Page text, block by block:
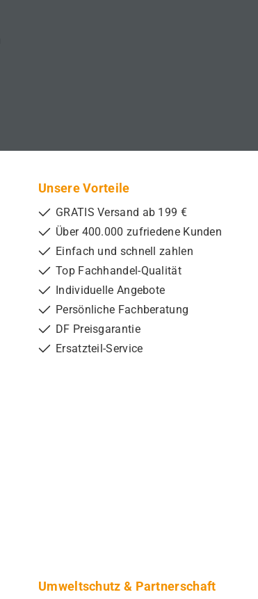
Unsere Vorteile
GRATIS Versand ab 199 €
Über 400.000 zufriedene Kunden
Einfach und schnell zahlen
Top Fachhandel-Qualität
Individuelle Angebote
Persönliche Fachberatung
DF Preisgarantie
Ersatzteil-Service
Umweltschutz & Partnerschaft